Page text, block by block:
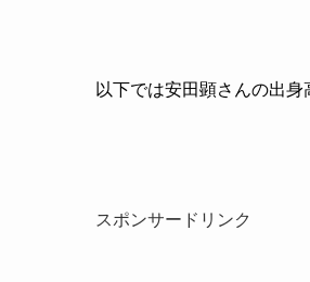
以下では安田顕さんの出
スポンサードリンク